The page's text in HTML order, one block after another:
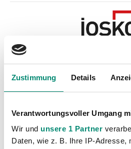
Zustimmung Details
Verantwortungsvoller Umgang
Wir und unsere 1 Partner
Daten, wie z. B. Ihre IP-Adresse,
Kategorien
Allgemeine News
Damen